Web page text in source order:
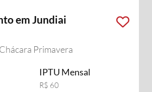
em Jundiai
Primavera
IPTU Mensal
R$ 60